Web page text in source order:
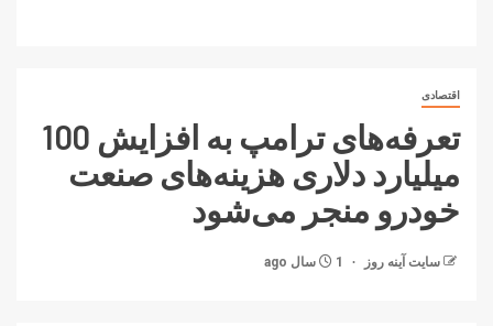
اقتصادی
تعرفه‌های ترامپ به افزایش 100
میلیارد دلاری هزینه‌های صنعت
خودرو منجر می‌شود
سایت آینه‌ روز 1 سال ago